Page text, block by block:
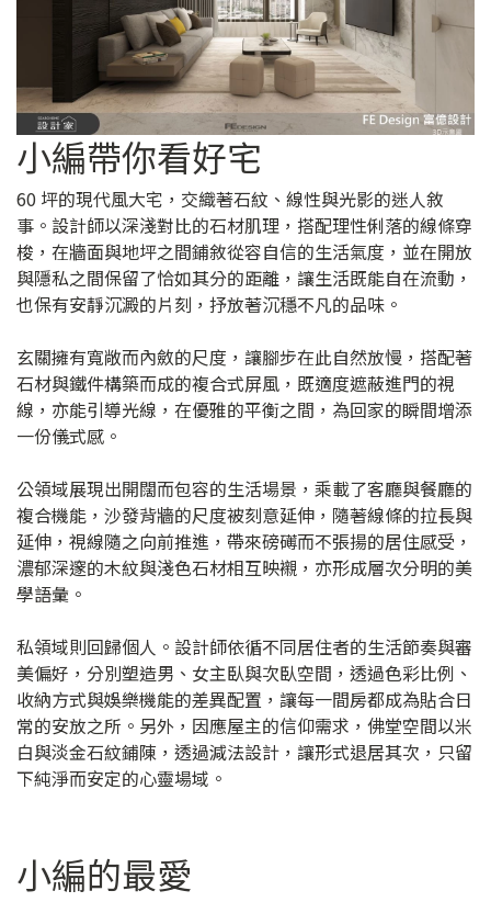
小編帶你看好宅
60 坪的現代風大宅，交織著石紋、線性與光影的迷人敘
事。設計師以深淺對比的石材肌理，搭配理性俐落的線條穿
梭，在牆面與地坪之間鋪敘從容自信的生活氣度，並在開放
與隱私之間保留了恰如其分的距離，讓生活既能自在流動，
也保有安靜沉澱的片刻，抒放著沉穩不凡的品味。
玄關擁有寬敞而內斂的尺度，讓腳步在此自然放慢，搭配著
石材與鐵件構築而成的複合式屏風，既適度遮蔽進門的視
線，亦能引導光線，在優雅的平衡之間，為回家的瞬間增添
一份儀式感。
公領域展現出開闊而包容的生活場景，乘載了客廳與餐廳的
複合機能，沙發背牆的尺度被刻意延伸，隨著線條的拉長與
延伸，視線隨之向前推進，帶來磅礡而不張揚的居住感受，
濃郁深邃的木紋與淺色石材相互映襯，亦形成層次分明的美
學語彙。
私領域則回歸個人。設計師依循不同居住者的生活節奏與審
美偏好，分別塑造男、女主臥與次臥空間，透過色彩比例、
收納方式與娛樂機能的差異配置，讓每一間房都成為貼合日
常的安放之所。另外，因應屋主的信仰需求，佛堂空間以米
白與淡金石紋鋪陳，透過減法設計，讓形式退居其次，只留
下純淨而安定的心靈場域。
小編的最愛